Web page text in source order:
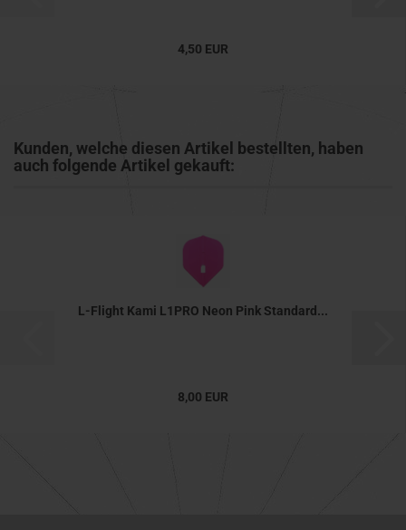
4,50 EUR
Kunden, welche diesen Artikel bestellten, haben
auch folgende Artikel gekauft:
L-Flight Kami L1PRO Neon Pink Standard...
8,00 EUR